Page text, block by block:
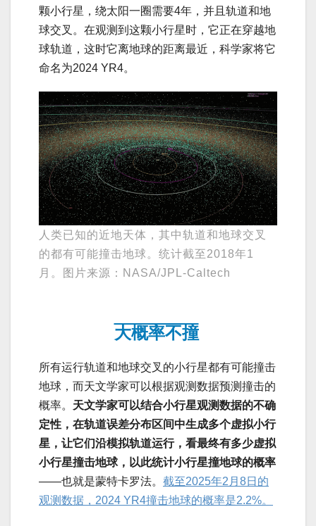
颗小行星，绕太阳一圈需要4年，并且轨道和地
球交叉。在观测到这颗小行星时，它正在穿越地
球轨道，这时它离地球的距离最近，科学家将它
命名为2024 YR4。
人类已知的近地天体，其中轨道和地球交叉
的都有可能撞击地球。统计截至2018年1
月。图片来源：NASA/JPL-Caltech
大概率不撞
所有运行轨道和地球交叉的小行星都有可能撞击
地球，而天文学家可以根据观测数据预测撞击的
概率。 天文学家可以结合小行星观测数据的不确
定性，在轨道误差分布区间中生成多个虚拟小行
星，让它们沿模拟轨道运行，看最终有多少虚拟
小行星撞击地球，以此统计小行星撞地球的概率
——也就是蒙特卡罗法。 截至2025年2月8日的
观测数据，2024 YR4撞击地球的概率是2.2%。